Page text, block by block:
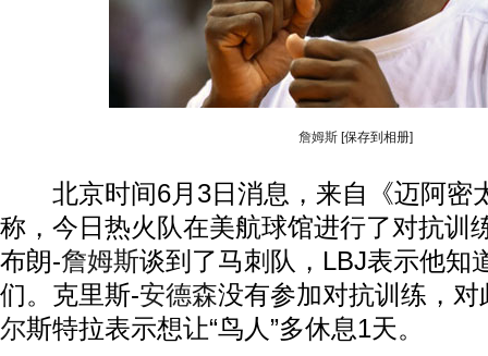
詹姆斯 [保存到相册]
北京时间6月3日消息，来自《迈阿密
称，今日热火队在美航球馆进行了对抗训
布朗-詹姆斯谈到了马刺队，LBJ表示他知
们。克里斯-安德森没有参加对抗训练，
尔斯特拉表示想让“鸟人”多休息1天。